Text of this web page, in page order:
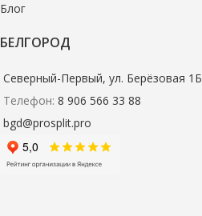
Блог
БЕЛГОРОД
Северный-Первый, ул. Берёзовая 1Б
Телефон: 8 906 566 33 88
bgd@prosplit.pro